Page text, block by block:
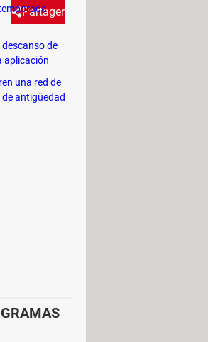
Partager
indican
analizar
"Winding
de
Tierra,
de rocas
en el
de
aplicación
una red de
antigüedad